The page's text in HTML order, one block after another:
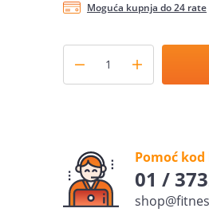
Moguća kupnja do 24 rate
Pomoć
01 /